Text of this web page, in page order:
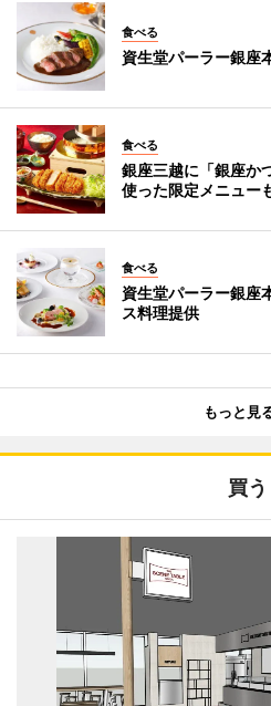
食べる
資生堂パーラー銀座
食べる
銀座三越に「銀座
使った限定メニュー
食べる
資生堂パーラー銀座
ス料理提供
もっと見
買う